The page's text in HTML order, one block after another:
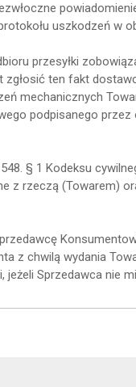
uszkodzeń w
przesyłki
ten fakt
mechanicznych
podpisanego
§ 1 Kodeksu
z rzeczą (Towarem)
z chwilą wydania
Sprzedawca nie